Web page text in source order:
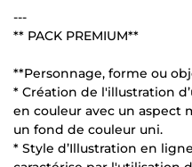
---
** PACK PREMIUM**
**Personnage, forme ou
* Création de l'illustration
en couleur avec un aspect
un fond de couleur uni.
* Style d’Illustration en